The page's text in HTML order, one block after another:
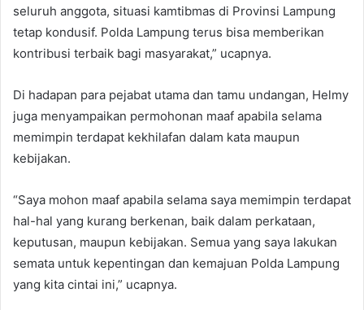
seluruh anggota, situasi kamtibmas di Provinsi Lampung
tetap kondusif. Polda Lampung terus bisa memberikan
kontribusi terbaik bagi masyarakat,” ucapnya.
Di hadapan para pejabat utama dan tamu undangan, Helmy
juga menyampaikan permohonan maaf apabila selama
memimpin terdapat kekhilafan dalam kata maupun
kebijakan.
“Saya mohon maaf apabila selama saya memimpin terdapat
hal-hal yang kurang berkenan, baik dalam perkataan,
keputusan, maupun kebijakan. Semua yang saya lakukan
semata untuk kepentingan dan kemajuan Polda Lampung
yang kita cintai ini,” ucapnya.